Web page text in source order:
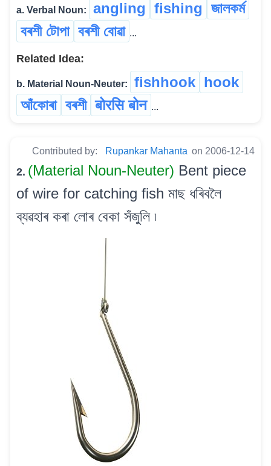
a. Verbal Noun: angling fishing জালকৰ্ম
বৰশী টোপা বৰশী বোৱা ...
Related Idea:
b. Material Noun-Neuter: fishhook hook
আঁকোৰা বৰশী बोरसि बोन ...
Contributed by: Rupankar Mahanta on 2006-12-14
2. (Material Noun-Neuter) Bent piece
of wire for catching fish মাছ ধৰিবলৈ
ব্যৱহাৰ কৰা লোৰ বেকা সঁজুলি ৷